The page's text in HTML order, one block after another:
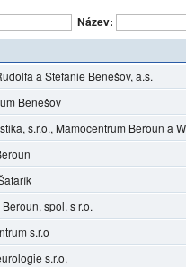
Název:
a Stefanie Benešov, a.s.
Benešov
s.r.o., Mamocentrum Beroun a
spol. s r.o.
s.r.o
s.r.o.